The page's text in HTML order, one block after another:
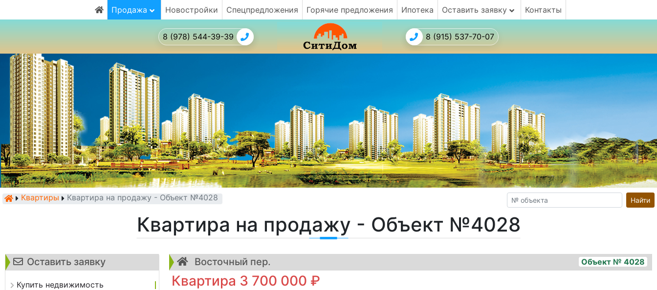
Продажа Новостройки Спецпредложения Горячие предложения Ипотека Оставить заявку Контакты
8 (978) 544-39-39 8 (915) 537-70-07
Квартиры Квартира на продажу - Объект №4028 Найти
Квартира на продажу - Объект №4028
Оставить заявку
Купить недвижимость
Восточный пер. Объект № 4028
Квартира 3 700 000 ₽